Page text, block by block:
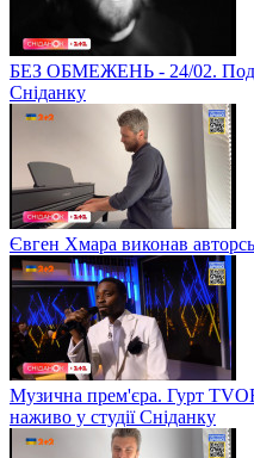
БЕЗ ОБМЕЖЕНЬ - 24/02.
Сніданку
Євген Хмара виконав
Музична прем'єра. Гурт
наживо у студії Сніданку